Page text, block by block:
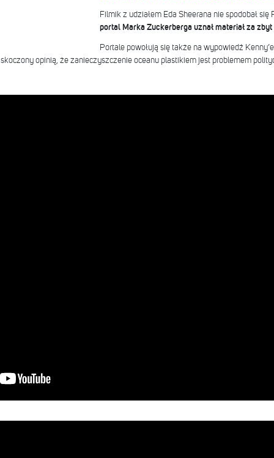
Filmik z udziałem Eda Sheerana nie spodobał
portal Marka Zuckerberga uznał materiał za
Portale powołują się także na wypowiedź
opinią, że zanieczyszczenie oceanu plastikiem jest problemem